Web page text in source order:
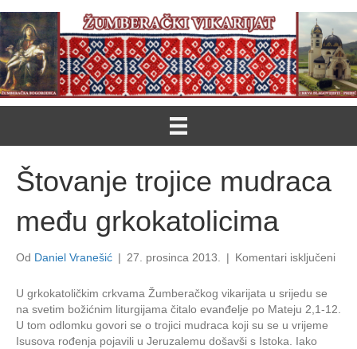
Štovanje trojice mudraca
među grkokatolicima
Od Daniel Vranešić | 27. prosinca 2013. | Komentari isključeniza
U grkokatoličkim crkvama Žumberačkog vikarijata u srijedu se
na svetim božićnim liturgijama čitalo evanđelje po Mateju 2,1-12.
U tom odlomku govori se o trojici mudraca koji su se u vrijeme
Isusova rođenja pojavili u Jeruzalemu došavši s Istoka. Iako